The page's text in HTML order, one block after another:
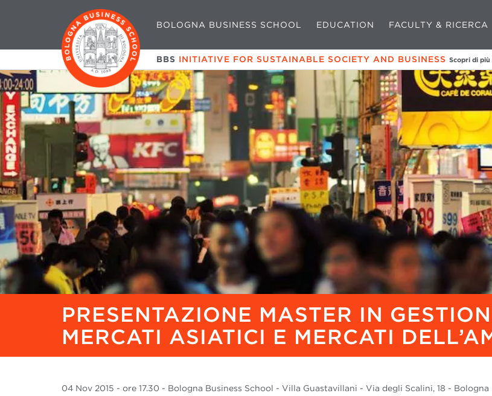
BOLOGNA BUSINESS SCHOOL EDUCATION FACULTY & RICERCA
BBS INITIATIVE FOR SUSTAINABLE SOCIETY AND BUSINESS Scopri di
PRESENTAZIONE MASTER IN
MERCATI ASIATICI E MERCATI
04 Nov 2015 - ore 17.30 - Bologna Business School - Villa Guastavillani - Via degli Scalini, 18 - Bologna